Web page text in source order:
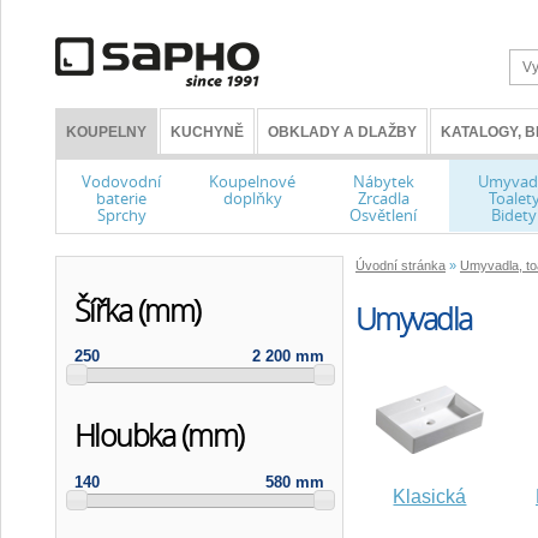
KOUPELNY KUCHYNĚ OBKLADY A DLAŽBY KATALOGY,
Vodovodní
baterie
Sprchy
Koupelnové
doplňky
Nábytek
Zrcadla
Osvětlení Bidety
Úvodní stránka » Umyvadla,
Umyvadla
Klasická
Šířka (mm)
250 2 200 mm
Hloubka (mm)
140 580 mm